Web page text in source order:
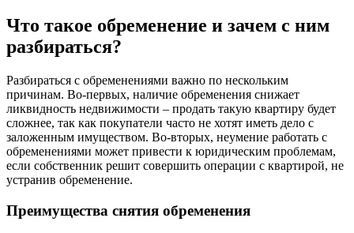
Что такое обременение и зачем с ним
разбираться?
Разбираться с обременениями важно по нескольким
причинам. Во-первых, наличие обременения снижает
ликвидность недвижимости – продать такую квартиру будет
сложнее, так как покупатели часто не хотят иметь дело с
заложенным имуществом. Во-вторых, неумение работать с
обременениями может привести к юридическим проблемам,
если собственник решит совершить операции с квартирой, не
устранив обременение.
Преимущества снятия обременения